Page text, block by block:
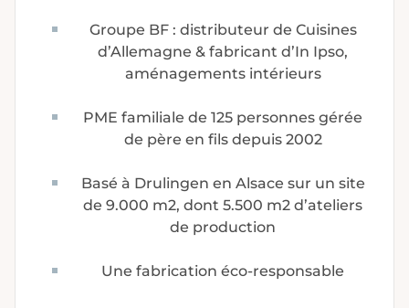
Groupe BF : distributeur de Cuisines
d’Allemagne & fabricant d’In Ipso,
aménagements intérieurs
PME familiale de 125 personnes gérée
de père en fils depuis 2002
Basé à Drulingen en Alsace sur un site
de 9.000 m2, dont 5.500 m2 d’ateliers
de production
Une fabrication éco-responsable